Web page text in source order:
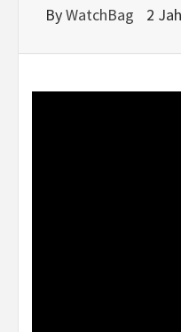
ByWatchBag 2